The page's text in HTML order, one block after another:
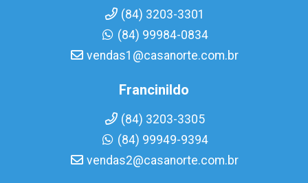
(84) 3203-3301
(84) 99984-0834
vendas1@casanorte.com.br
Francinildo
(84) 3203-3305
(84) 99949-9394
vendas2@casanorte.com.br